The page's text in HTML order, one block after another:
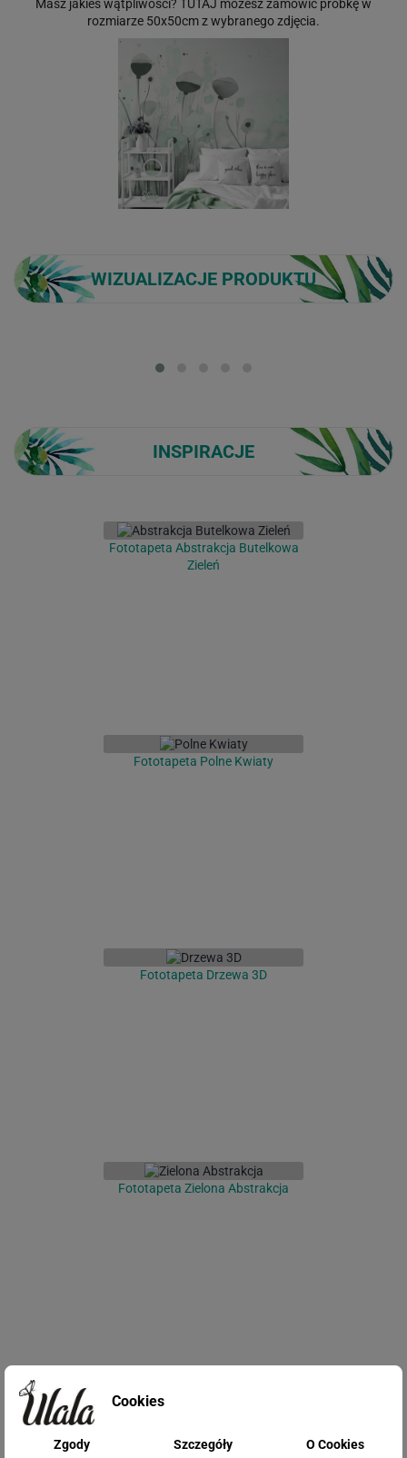
Masz jakieś wątpliwości? TUTAJ możesz zamówić próbkę w
rozmiarze 50x50cm z wybranego zdjęcia.
WIZUALIZACJE PRODUKTU
INSPIRACJE
Fototapeta Abstrakcja Butelkowa
Zieleń
Fototapeta Polne Kwiaty
Fototapeta Drzewa 3D
Fototapeta Zielona Abstrakcja
Fototapeta Kwiaty 3D
Cookies
Zgody Szczegóły O Cookies